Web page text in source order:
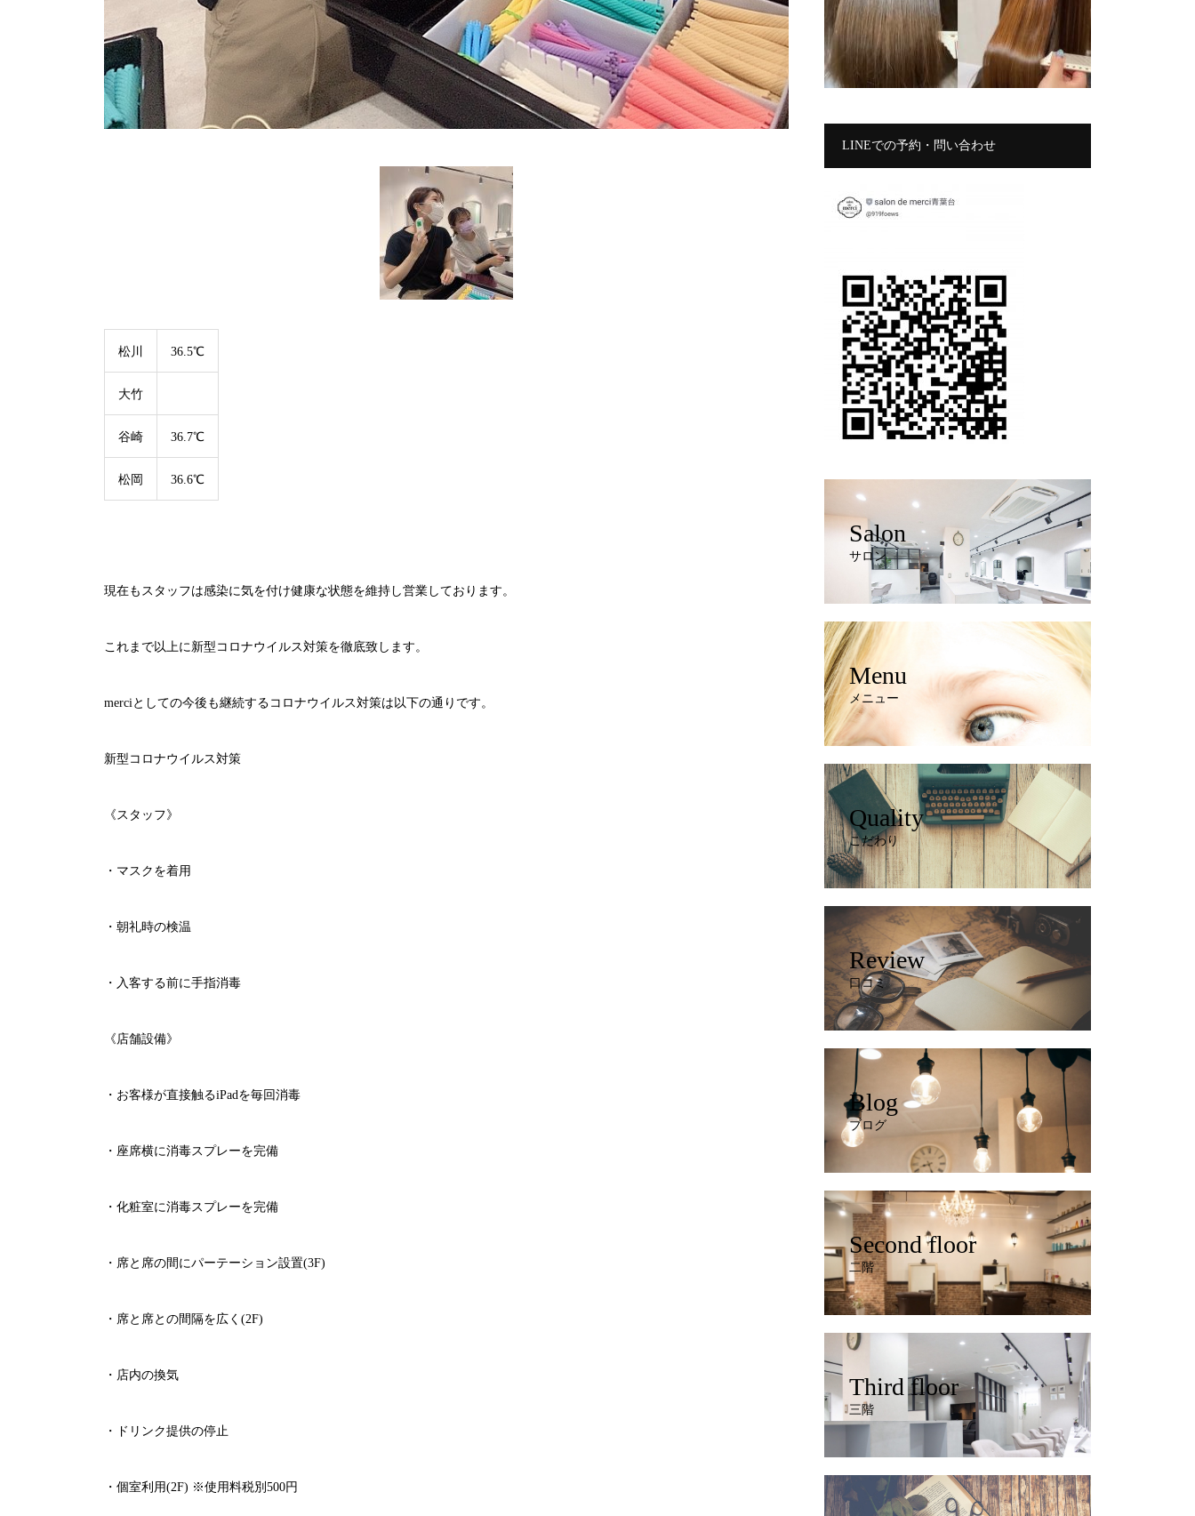
松川 36.5℃
大竹
谷崎 36.7℃
松岡 36.6℃
現在もスタッフは感染に気を付け健康な状態を維持し営業しております。
これまで以上に新型コロナウイルス対策を徹底致します。
merci としての今後も継続するコロナウイルス対策は以下の通りです。
新型コロナウイルス対策
《スタッフ》
・マスクを着用
・朝礼時の検温
・入客する前に手指消毒
《店舗設備》
・お客様が直接触るiPadを毎回消毒
・座席横に消毒スプレーを完備
・化粧室に消毒スプレーを完備
・席と席の間にパーテーション設置(3F)
・席と席との間隔を広く (2F)
・店内の換気
・ドリンク提供の停止
・個室利用(2F) ※使用料税別 500円
LINEでの予約・問い合わせ
Salon
サロン
Menu
メニュー
Quality
こだわり
Review
口コミ
Blog
ブログ
Second floor
二階
Third floor
三階